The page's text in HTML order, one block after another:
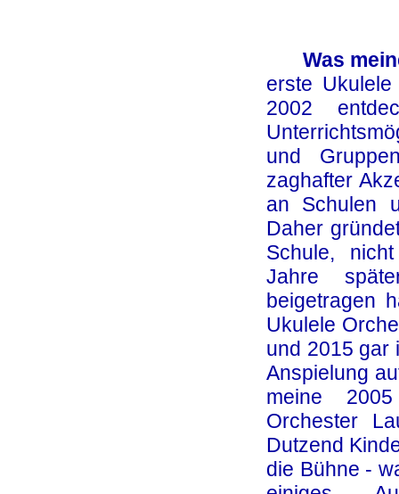
Was
erste
2002
und
zaghafter
an Schulen
Daher
Schule,
Jahre
beigetragen
Ukulele
und 2015 gar
Anspielung
meine
Orchester
Dutzend
die Bühne -